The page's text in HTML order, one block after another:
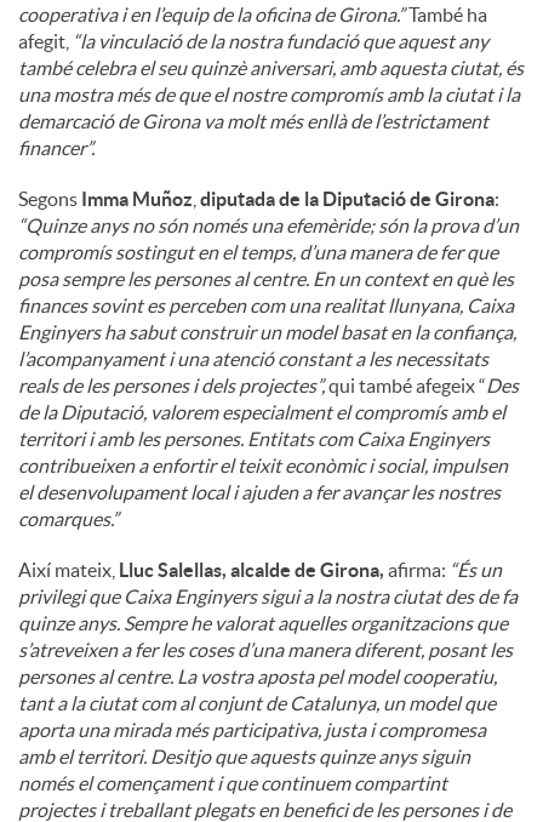
cooperativa i en l’equip de la oficina de Girona.”També ha
afegit, “la vinculació de la nostra fundació que aquest any
també celebra el seu quinzè aniversari, amb aquesta ciutat, és
una mostra més de que el nostre compromís amb la ciutat i la
demarcació de Girona va molt més enllà de l’estrictament
financer”.
Segons Imma Muñoz diputada de la Diputació de Girona:
“Quinze anys no són només una efemèride; són la prova d’un
compromís sostingut en el temps, d’una manera de fer que
posa sempre les persones al centre. En un context en què les
finances sovint es perceben com una realitat llunyana, Caixa
Enginyers ha sabut construir un model basat en la confiança,
l’acompanyament i una atenció constant a les necessitats
reals de les persones i dels projectes”,qui també afegeix “Des
de la Diputació, valorem especialment el compromís amb el
territori i amb les persones. Entitats com Caixa Enginyers
contribueixen a enfortir el teixit econòmic i social, impulsen
el desenvolupament local i ajuden a fer avançar les nostres
comarques.”
Així mateix, Lluc Salellas, alcalde de Girona, afirma: “És un
privilegi que Caixa Enginyers sigui a la nostra ciutat des de fa
quinze anys. Sempre he valorat aquelles organitzacions que
s’atreveixen a fer les coses d’una manera diferent, posant les
persones al centre. La vostra aposta pel model cooperatiu,
tant a la ciutat com al conjunt de Catalunya, un model que
aporta una mirada més participativa, justa i compromesa
amb el territori. Desitjo que aquests quinze anys siguin
només el començament i que continuem compartint
projectes i treballant plegats en benefici de les persones i de